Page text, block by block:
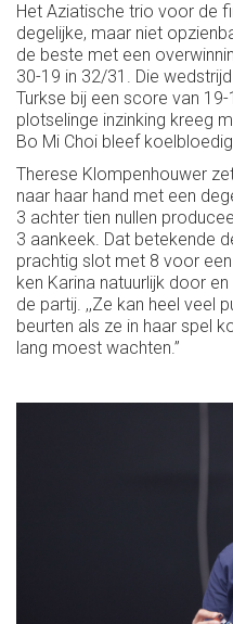
Het Aziatische trio voor de
degelijke, maar niet
de beste met een
30-19 in 32/31. Die
Turkse bij een score van
plotselinge inzinking kreeg
Bo Mi Choi bleef
Therese Klompenhouwer
naar haar hand met een
3 achter tien nullen
3 aankeek. Dat betekende
prachtig slot met 8 voor
ken Karina natuurlijk door
de partij. ,,Ze kan heel veel
beurten als ze in haar spel
lang moest wachten.’’